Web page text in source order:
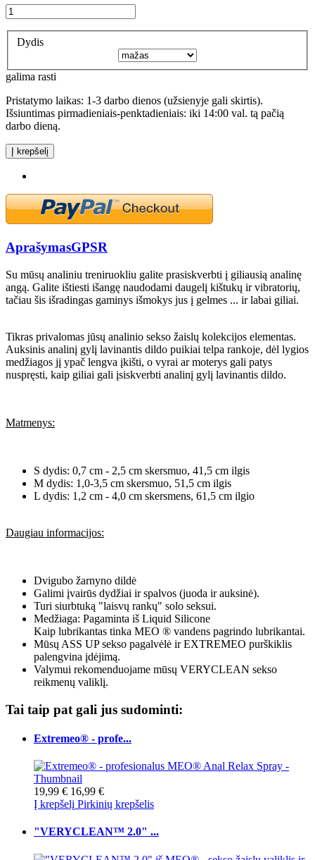
Dydis
galima rasti
Pristatymo laikas: 1-3 darbo dienos (užsienyje gali skirtis).
Išsiuntimas pirmadieniais-penktadieniais: iki 14:00 val. tą pačią
darbo dieną.
Į krepšelį
AprašymasGPSR
Su mūsų analiniu treniruokliu galite prasiskverbti į giliausią analinę
angą. Galite ištiesti išangę naudodami daugelį kištukų ir vibratorių,
tačiau šis išradingas gaminys išmokys jus į gelmes ... ir labai giliai.
Tikras privalomas jūsų analinio sekso žaislų kolekcijos elementas.
Auksinis analinį gylį lavinantis dildo puikiai telpa rankoje, dėl lygios
medžiagos jį ypač lengva įkišti, o vyrai ar moterys gali patys
nuspręsti, kaip giliai gali įsiskverbti analinį gylį lavinantis dildo.
Matmenys:
S dydis: 0,7 cm - 2,5 cm skersmuo, 41,5 cm ilgis
M dydis: 1,0-3,5 cm skersmuo, 51,5 cm ilgis
L dydis: 1,2 cm - 4,0 cm skersmens, 61,5 cm ilgio
Daugiau informacijos:
Dvigubo žarnyno dildė
Galimi įvairūs dydžiai ir spalvos (juoda ir auksinė).
Turi siurbtuką "laisvų rankų" solo seksui.
Medžiaga: Pagaminta iš Liquid Silicone
Kaip lubrikantas tinka MEO ® vandens pagrindo lubrikantai.
Mūsų ASS UP sekso pagalvėlė ir EXTREMEO purškiklis
palengvina įdėjimą.
Valymui rekomenduojame mūsų VERYCLEAN sekso
reikmenų valiklį.
Tai taip pat gali jus sudominti:
Extremeo® - profe...
19,99 € 16,99 €
Į krepšelį Pirkinių krepšelis
"VERYCLEAN™ 2.0" ...